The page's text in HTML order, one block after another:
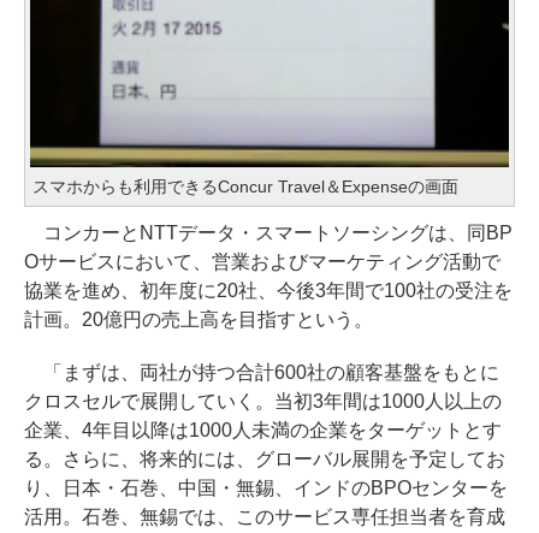
スマホからも利用できるConcur Travel＆Expenseの画面
コンカーとNTTデータ・スマートソーシングは、同BP
Oサービスにおいて、営業およびマーケティング活動で
協業を進め、初年度に20社、今後3年間で100社の受注を
計画。20億円の売上高を目指すという。
「まずは、両社が持つ合計600社の顧客基盤をもとに
クロスセルで展開していく。当初3年間は1000人以上の
企業、4年目以降は1000人未満の企業をターゲットとす
る。さらに、将来的には、グローバル展開を予定してお
り、日本・石巻、中国・無錫、インドのBPOセンターを
活用。石巻、無錫では、このサービス専任担当者を育成